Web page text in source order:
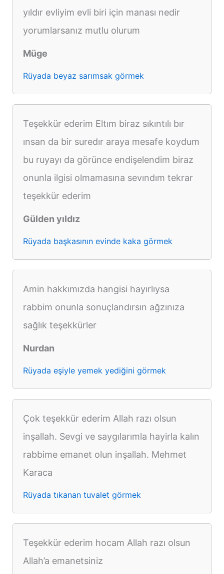
yıldır evliyim evli biri için manası nedir
yorumlarsanız mutlu olurum
Müge
Rüyada beyaz sarımsak görmek
Teşekkür ederim Eltım biraz sıkıntılı bır
ınsan da bir suredır araya mesafe koydum
bu ruyayı da görünce endişelendim biraz
onunla ilgisi olmamasına sevındım tekrar
teşekkür ederim
Gülden yıldız
Rüyada başkasının evinde kaka görmek
Amin hakkımızda hangisi hayırlıysa
rabbim onunla sonuçlandırsın ağzınıza
sağlık teşekkürler
Nurdan
Rüyada eşiyle yemek yediğini görmek
Çok teşekkür ederim Allah razı olsun
inşallah. Sevgi ve saygılarımla hayirla kalın
rabbime emanet olun inşallah. Mehmet
Karaca
Rüyada tıkanan tuvalet görmek
Teşekkür ederim hocam Allah razı olsun
Allah’a emanetsiniz